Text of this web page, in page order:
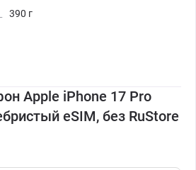
390 г
Apple iPhone 17 Pro
eSIM, без RuStore